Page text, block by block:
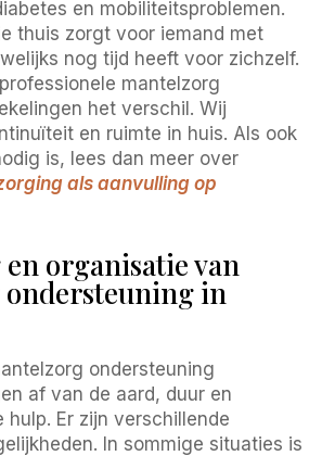
en mobiliteitsproblemen.
thuis zorgt voor iemand met
nog tijd heeft voor zichzelf.
mantelzorg
het verschil. Wij
en ruimte in huis. Als ook
is, lees dan meer over
als aanvulling op
organisatie van
in
ondersteuning
af van de aard, duur en
Er zijn verschillende
In sommige situaties is